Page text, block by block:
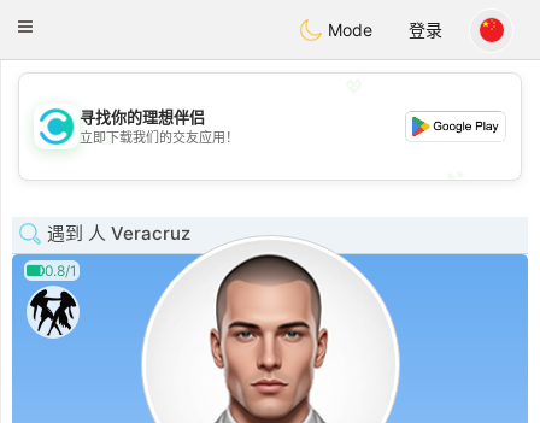
Citas
Toggle
Mode 登录
💖
💕
寻找你的理想伴侣
立即下载我们的交友应用！
遇到 人 Veracruz
0.8/1